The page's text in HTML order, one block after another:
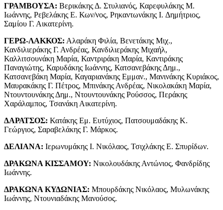
ΓΡΑΜΒΟΥΣΑ: Βερικάκης Δ. Στυλιανός, Καρεφυλάκης Μ.
Ιωάννης, Ρεβελάκης Ε. Κων/νος, Ρηκαντωνάκης I. Δημήτριος,
Σαμίου Γ. Αικατερίνη.
ΓΕΡΩ-ΛΑΚΚΟΣ: Αλαράκη Φιλία, Βενετάκης Μιχ.,
Κανδιλιεράκης Γ. Ανδρέας, Κανδιλιεράκης Μιχαήλ,
Καλλιτσουνάκη Μαρία, Καντριράκη Μαρία, Καντιράκης
Παναγιώτης, Καρυδάκης Ιωάννης, Κατσανεβάκης Δημ.,
Κατσανεβάκη Μαρία, Καγαριανάκης Εμμαν., Μανινάκης Κυριάκος,
Μαυρακάκης Γ. Πέτρος, Μπινάκης Ανδρέας, Νικολακάκη Μαρία,
Ντουντουνάκης Δημ., Ντουντουνάκης Ρούσσος, Περάκης
Χαράλαμπος, Τσανάκη Αικατερίνη.
ΔΑΡΑΤΣΟΣ: Κατάκης Εμ. Ευτύχιος, Πατσουμαδάκης Κ.
Γεώργιος, Σαραβελάκης Γ. Μάρκος.
ΔΕΛΙΑΝΑ: Ιερωνυμάκης I. Νικόλαος, Τσιχλάκης Ε. Σπυρίδων.
ΔΡΑΚΩΝΑ ΚΙΣΣΑΜΟΥ: Νικολουδάκης Αντώνιος, Φανδρίδης
Ιωάννης.
ΔΡΑΚΩΝΑ ΚΥΔΩΝΙΑΣ: Μπουρδάκης Νικόλαος, Μυλωνάκης
Ιωάννης, Ντουνιαδάκης Μανούσος.